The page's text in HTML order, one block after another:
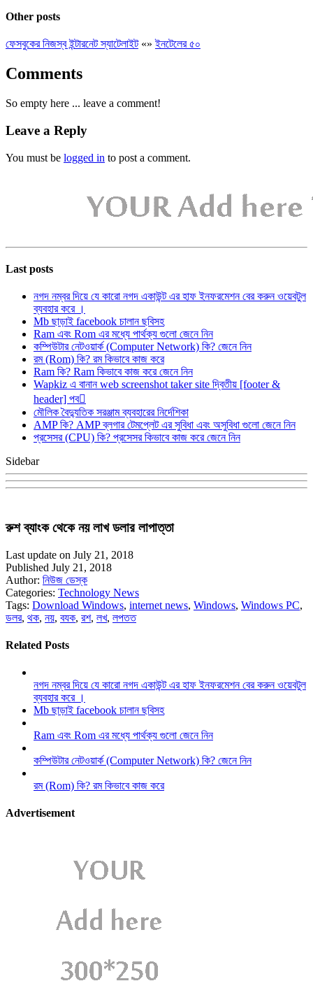
Other posts
ফেসবুকের নিজস্ব ইন্টারনেট স্যাটেলাইট«»ইনটেলের ৫০
Comments
So empty here ... leave a comment!
Leave a Reply
You must be logged in to post a comment.
Last posts
নগদ নম্বর দিয়ে যে কারো নগদ একাউন্ট এর হাফ ইনফরমেশন বের করুন ওয়েবটুল
ব্যবহার করে ।
Mb ছাড়াই facebook চালান ছবিসহ
Ram এবং Rom এর মধ্যে পার্থক্য গুলো জেনে নিন
কম্পিউটার নেটওয়ার্ক (Computer Network) কি? জেনে নিন
রম (Rom) কি? রম কিভাবে কাজ করে
Ram কি? Ram কিভাবে কাজ করে জেনে নিন
Wapkiz এ বানান web screenshot taker site দ্বিতীয় [footer &
header] পব
মৌলিক বৈদ্যুতিক সরঞ্জাম ব্যবহারের নির্দেশিকা
AMP কি? AMP ব্লগার টেমপ্লেট এর সুবিধা এবং অসুবিধা গুলো জেনে নিন
প্রসেসর (CPU) কি? প্রসেসর কিভাবে কাজ করে জেনে নিন
Sidebar
রুশ ব্যাংক থেকে নয় লাখ ডলার লাপাত্তা
Last update on July 21, 2018
Published July 21, 2018
Author: নিউজ ডেস্ক
Categories: Technology News
Tags: Download Windows, internet news, Windows, Windows PC,
ডলর, থক, নয়, বযক, রশ, লখ, লপতত
Related Posts
নগদ নম্বর দিয়ে যে কারো নগদ একাউন্ট এর হাফ ইনফরমেশন বের করুন ওয়েবটুল
ব্যবহার করে ।
Mb ছাড়াই facebook চালান ছবিসহ
Ram এবং Rom এর মধ্যে পার্থক্য গুলো জেনে নিন
কম্পিউটার নেটওয়ার্ক (Computer Network) কি? জেনে নিন
রম (Rom) কি? রম কিভাবে কাজ করে
Advertisement